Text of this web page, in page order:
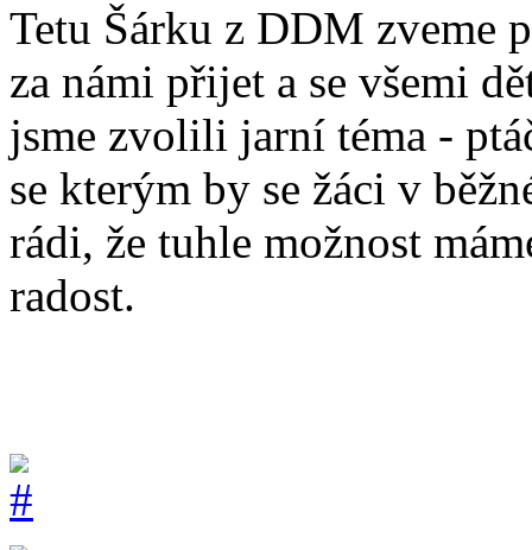
Tetu Šárku z DDM zveme
za námi přijet a se všemi
jsme zvolili jarní téma -
se kterým by se žáci v
rádi, že tuhle možnost
radost.